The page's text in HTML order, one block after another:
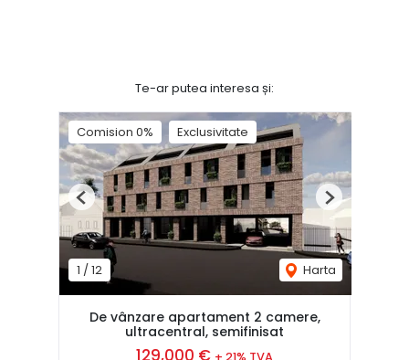
Te-ar putea interesa și:
Comision 0% Exclusivitate
1 / 12 Harta
Previous Next
De vânzare apartament 2 camere,
ultracentral, semifinisat
129,000 €